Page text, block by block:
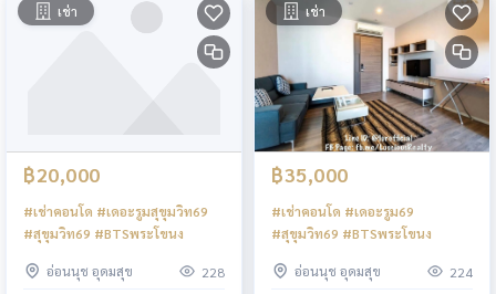
เช่า
฿20,000
#เช่าคอนโด #เดอะรูมสุขุมวิท69
#สุขุมวิท69 #BTSพระโขนง
อ่อนนุช อุดมสุข 228
เช่า
฿35,000
#เช่าคอนโด #เดอะรูม69
#สุขุมวิท69 #BTSพระโขนง
อ่อนนุช อุดมสุข 224